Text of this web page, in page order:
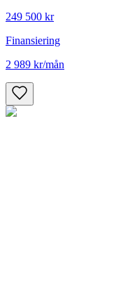
249 500 kr
Finansiering
2 989 kr/mån